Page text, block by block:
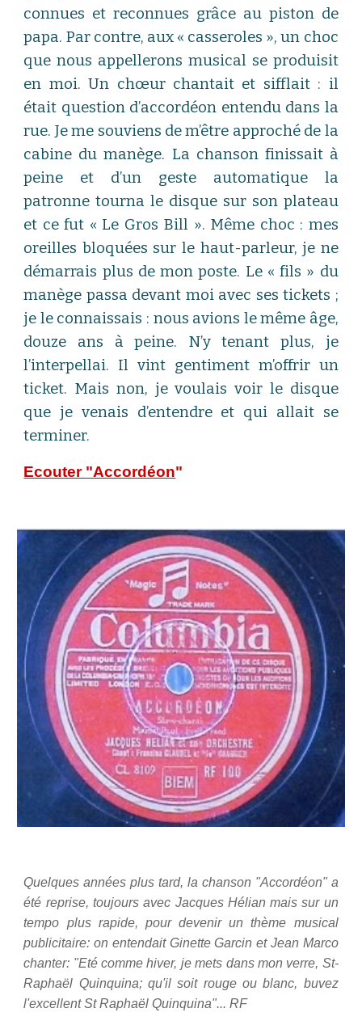
connues et reconnues grâce au piston de
papa. Par contre, aux « casseroles », un choc
que nous appellerons musical se produisit
en moi. Un chœur chantait et sifflait : il
était question d’accordéon entendu dans la
rue. Je me souviens de m’être approché de la
cabine du manège. La chanson finissait à
peine et d’un geste automatique la
patronne tourna le disque sur son plateau
et ce fut « Le Gros Bill ». Même choc : mes
oreilles bloquées sur le haut-parleur, je ne
démarrais plus de mon poste. Le « fils » du
manège passa devant moi avec ses tickets ;
je le connaissais : nous avions le même âge,
douze ans à peine. N’y tenant plus, je
l’interpellai. Il vint gentiment m’offrir un
ticket. Mais non, je voulais voir le disque
que je venais d’entendre et qui allait se
terminer.
Ecouter "Accordéon"
Quelques années plus tard, la chanson "Accordéon" a
été reprise, toujours avec Jacques Hélian mais sur un
tempo plus rapide, pour devenir un thème musical
publicitaire: on entendait Ginette Garcin et Jean Marco
chanter: "Eté comme hiver, je mets dans mon verre, St-
Raphaël Quinquina; qu'il soit rouge ou blanc, buvez
l'excellent St RaphaëlQuinquina"... RF